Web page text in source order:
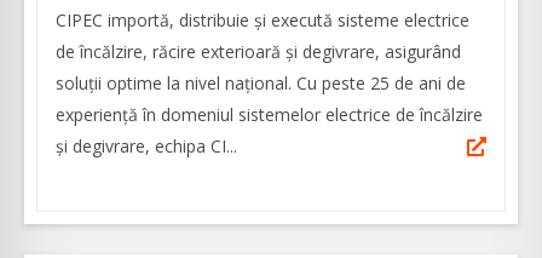
CIPEC importă, distribuie și execută sisteme electrice
de încălzire, răcire exterioară și degivrare, asigurând
soluții optime la nivel național. Cu peste 25 de ani de
experiență în domeniul sistemelor electrice de încălzire
și degivrare, echipa CI...